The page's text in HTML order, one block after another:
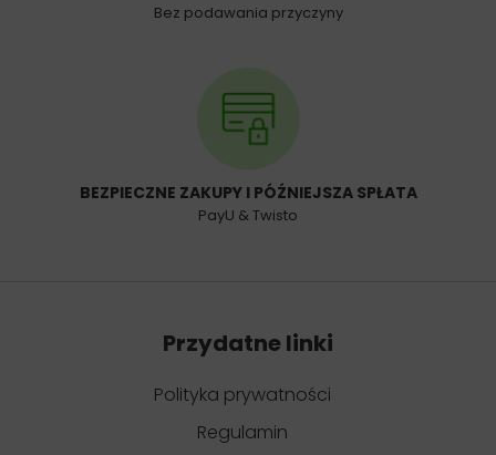
Bez podawania przyczyny
BEZPIECZNE ZAKUPY I PÓŹNIEJSZA SPŁATA
PayU & Twisto
Przydatne linki
Polityka prywatności
Regulamin